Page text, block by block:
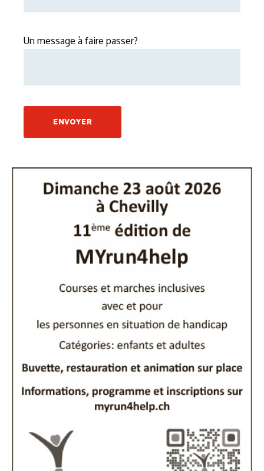
Un message à faire passer?